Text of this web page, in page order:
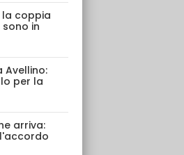
la coppia
in
Avellino:
per la
arriva: